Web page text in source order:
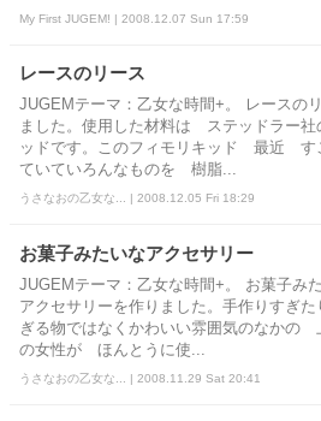
My First JUGEM! | 2008.12.07 Sun 17:59
レースのリース
JUGEMテーマ：乙女な時間+。 レースの
ました。使用した材料は ステッドラー社
ッドです。このフィモリキッド 最近 す
ていていろんなものを 樹脂...
うさなおの乙女な... | 2008.12.05 Fri 18:29
お菓子みたいなアクセサリー
JUGEMテーマ：乙女な時間+。 お菓子み
アクセサリーを作りました。手作りすぎ
ぎる物ではなくかわいい雰囲気のなかの
の女性が ほんとうに使...
うさなおの乙女な... | 2008.11.29 Sat 20:41